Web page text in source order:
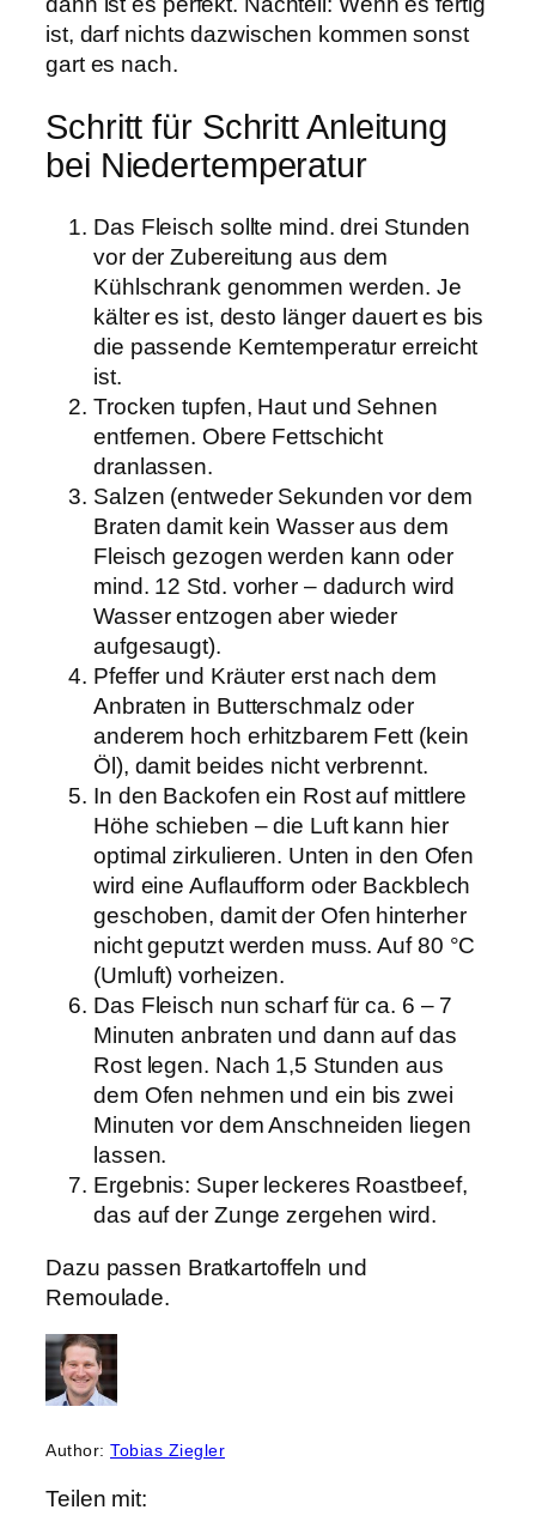
ist, darf nichts dazwischen kommen sonst
gart es nach.
Schritt für Schritt Anleitung
bei Niedertemperatur
Das Fleisch sollte mind. drei Stunden
vor der Zubereitung aus dem
Kühlschrank genommen werden. Je
kälter es ist, desto länger dauert es bis
die passende Kerntemperatur erreicht
ist.
Trocken tupfen, Haut und Sehnen
entfernen. Obere Fettschicht
dranlassen.
Salzen (entweder Sekunden vor dem
Braten damit kein Wasser aus dem
Fleisch gezogen werden kann oder
mind. 12 Std. vorher – dadurch wird
Wasser entzogen aber wieder
aufgesaugt).
Pfeffer und Kräuter erst nach dem
Anbraten in Butterschmalz oder
anderem hoch erhitzbarem Fett (kein
Öl), damit beides nicht verbrennt.
In den Backofen ein Rost auf mittlere
Höhe schieben – die Luft kann hier
optimal zirkulieren. Unten in den Ofen
wird eine Auflaufform oder Backblech
geschoben, damit der Ofen hinterher
nicht geputzt werden muss. Auf 80 °C
(Umluft) vorheizen.
Das Fleisch nun scharf für ca. 6 – 7
Minuten anbraten und dann auf das
Rost legen. Nach 1,5 Stunden aus
dem Ofen nehmen und ein bis zwei
Minuten vor dem Anschneiden liegen
lassen.
Ergebnis: Super leckeres Roastbeef,
das auf der Zunge zergehen wird.
Dazu passen Bratkartoffeln und
Remoulade.
Author: Tobias Ziegler
Teilen mit: